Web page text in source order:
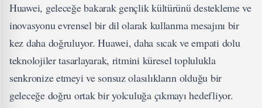
Huawei, geleceğe bakarak gençlik kültürünü destekleme ve
inovasyonu evrensel bir dil olarak kullanma mesajını bir
kez daha doğruluyor. Huawei, daha sıcak ve empati dolu
teknolojiler tasarlayarak, ritmini küresel toplulukla
senkronize etmeyi ve sonsuz olasılıkların olduğu bir
geleceğe doğru ortak bir yolculuğa çıkmayı hedefliyor.